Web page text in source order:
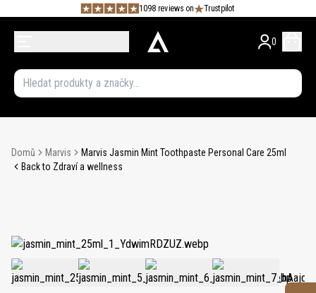
1098 reviews on Trustpilot
0
Domů Marvis
Marvis Jasmin Mint Toothpaste Personal Care 25ml
Back to Zdraví a wellness